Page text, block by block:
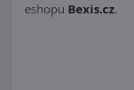
eshopu Bexis.cz.